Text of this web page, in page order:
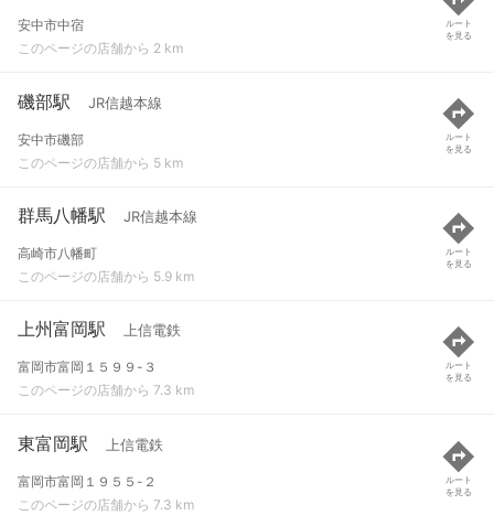
安中市中宿
このページの店舗から 2 km
ルート
を見る
磯部駅 JR信越本線
安中市磯部
このページの店舗から 5 km
ルート
を見る
群馬八幡駅 JR信越本線
高崎市八幡町
このページの店舗から 5.9 km
ルート
を見る
上州富岡駅 上信電鉄
富岡市富岡１５９９-３
このページの店舗から 7.3 km
ルート
を見る
東富岡駅 上信電鉄
富岡市富岡１９５５-２
このページの店舗から 7.3 km
ルート
を見る